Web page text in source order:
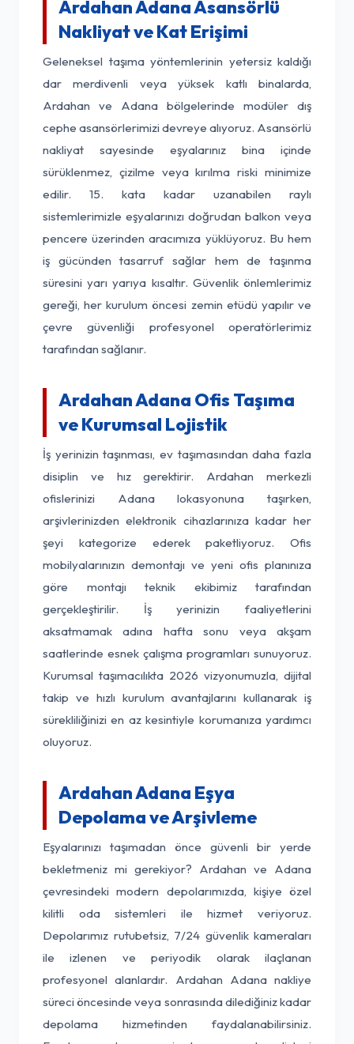
Ardahan Adana Asansörlü
Nakliyat ve Kat Erişimi
Geleneksel taşıma yöntemlerinin yetersiz kaldığı
dar merdivenli veya yüksek katlı binalarda,
Ardahan ve Adana bölgelerinde modüler dış
cephe asansörlerimizi devreye alıyoruz. Asansörlü
nakliyat sayesinde eşyalarınız bina içinde
sürüklenmez, çizilme veya kırılma riski minimize
edilir. 15. kata kadar uzanabilen raylı
sistemlerimizle eşyalarınızı doğrudan balkon veya
pencere üzerinden aracımıza yüklüyoruz. Bu hem
iş gücünden tasarruf sağlar hem de taşınma
süresini yarı yarıya kısaltır. Güvenlik önlemlerimiz
gereği, her kurulum öncesi zemin etüdü yapılır ve
çevre güvenliği profesyonel operatörlerimiz
tarafından sağlanır.
Ardahan Adana Ofis Taşıma
ve Kurumsal Lojistik
İş yerinizin taşınması, ev taşımasından daha fazla
disiplin ve hız gerektirir. Ardahan merkezli
ofislerinizi Adana lokasyonuna taşırken,
arşivlerinizden elektronik cihazlarınıza kadar her
şeyi kategorize ederek paketliyoruz. Ofis
mobilyalarınızın demontajı ve yeni ofis planınıza
göre montajı teknik ekibimiz tarafından
gerçekleştirilir. İş yerinizin faaliyetlerini
aksatmamak adına hafta sonu veya akşam
saatlerinde esnek çalışma programları sunuyoruz.
Kurumsal taşımacılıkta 2026 vizyonumuzla, dijital
takip ve hızlı kurulum avantajlarını kullanarak iş
sürekliliğinizi en az kesintiyle korumanıza yardımcı
oluyoruz.
Ardahan Adana Eşya
Depolama ve Arşivleme
Eşyalarınızı taşımadan önce güvenli bir yerde
bekletmeniz mi gerekiyor? Ardahan ve Adana
çevresindeki modern depolarımızda, kişiye özel
kilitli oda sistemleri ile hizmet veriyoruz.
Depolarımız rutubetsiz, 7/24 güvenlik kameraları
ile izlenen ve periyodik olarak ilaçlanan
profesyonel alanlardır. Ardahan Adana nakliye
süreci öncesinde veya sonrasında dilediğiniz kadar
depolama hizmetinden faydalanabilirsiniz.